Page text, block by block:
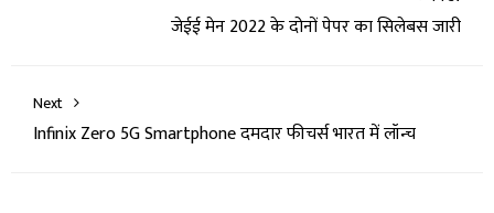
जेईई मेन 2022 के दोनों पेपर का सिलेबस जारी
Next
Infinix Zero 5G Smartphone दमदार फीचर्स भारत में लॉन्च